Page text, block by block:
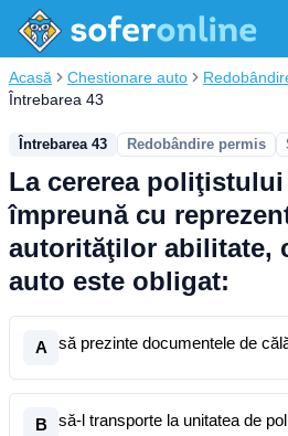
Acasă Chestionare auto
Întrebarea 43
Întrebarea 43 Redobândire permis
La cererea
împreună cu
autorităţilor abilitate,
auto este obligat:
A să prezinte documentele de
B să-l transporte la unitatea de